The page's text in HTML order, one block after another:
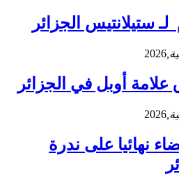
ستيلانتيس الجزائر
2026
أوبل في الجزائر
2026
نهائيا على ندرة